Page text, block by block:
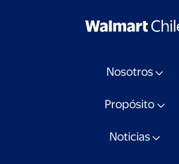
Nosotros
Propósito
Noticias